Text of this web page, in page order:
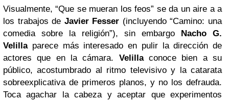
Visualmente, “Que se mueran los feos” se da un aire a a
los trabajos de Javier Fesser (incluyendo “Camino: una
comedia sobre la religión”), sin embargo Nacho G.
Velillaparece más interesado en pulir la dirección de
actores que en la cámara. Velillaconoce bien a su
público, acostumbrado al ritmo televisivo y la catarata
sobreexplicativa de primeros planos, y no los defrauda.
Toca agachar la cabeza y aceptar que experimentos